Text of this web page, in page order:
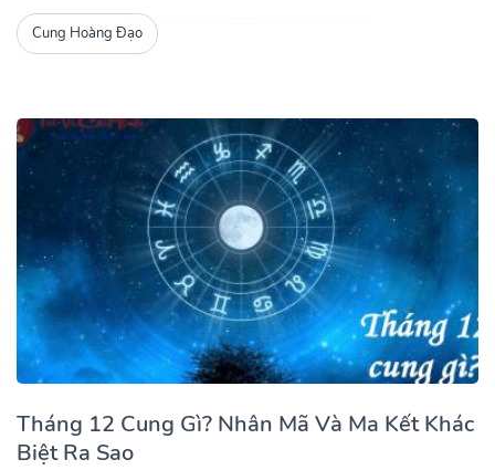
Cung Hoàng Đạo
Tháng 12 Cung Gì? Nhân Mã Và Ma Kết Khác
Biệt Ra Sao